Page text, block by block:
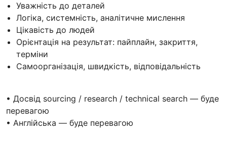
Уважність до деталей
Логіка, системність, аналітичне мислення
Цікавість до людей
Орієнтація на результат: пайплайн, закриття,
терміни
Самоорганізація, швидкість, відповідальність
• Досвід sourcing / research / technical search — буде
перевагою
• Англійська — буде перевагою